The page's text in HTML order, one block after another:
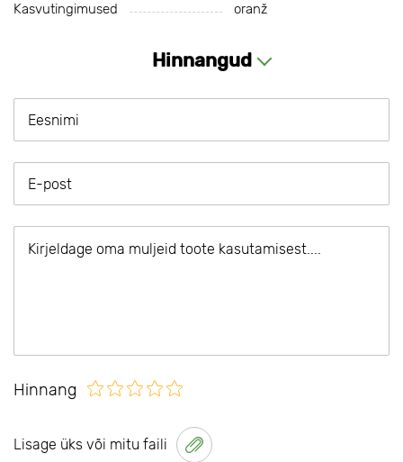
Kasvutingimused
oranž
Hinnangud
Hinnang
Lisage üks või mitu faili